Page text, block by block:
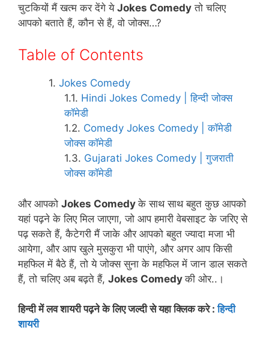
चुटकियों मैं खत्म कर देंगे ये Jokes Comedy तो चलिए
आपको बताते हैं, कौन से हैं, वो जोक्स…?
Table of Contents
Jokes Comedy
Hindi Jokes Comedy | हिन्दी जोक्स
कॉमेडी
Comedy Jokes Comedy | कॉमेडी
जोक्स कॉमेडी
Gujarati Jokes Comedy | गुजराती
जोक्स कॉमेडी
और आपको Jokes Comedyके साथ साथ बहुत कुछ आपको
यहां पढ़ने के लिए मिल जाएगा, जो आप हमारी वेबसाइट के जरिए से
पढ़ सकते हैं, कैटेगरी मैं जाके और आपको बहुत ज्यादा मजा भी
आयेगा, और आप खुले मुसकुरा भी पाएंगे, और अगर आप किसी
महफिल में बैठे हैं, तो ये जोक्स सुना के महफिल में जान डाल सकते
हैं, तो चलिए अब बढ़ते हैं, Jokes Comedyकी ओर..।
हिन्दी में लव शायरी पढ़ने के लिए जल्दी से यहा क्लिक करे :हिन्दी
शायरी